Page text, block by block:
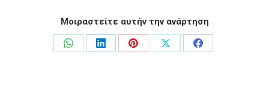
Μοιραστείτε αυτήν την ανάρτηση
Share
Share
Share
Share
Share